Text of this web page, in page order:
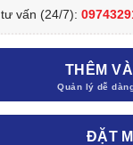
vấn (24/7):
THÊM
ĐẶT